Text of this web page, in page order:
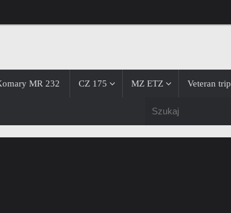
MR 232 CZ 175 MZ ETZ Veteran trip